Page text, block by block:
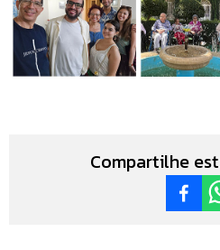
Compartilhe